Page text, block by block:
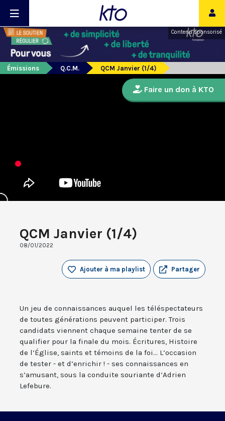
Contenu sponsorisé
Émissions Q.C.M. QCM Janvier (1/4)
QCM Janvier (1/4)
08/01/2022
Partager
Ajouter à ma playlist
Un jeu de connaissances auquel les téléspectateurs
de toutes générations peuvent participer. Trois
candidats viennent chaque semaine tenter de se
qualifier pour la finale du mois. Écritures, Histoire
de l’Église, saints et témoins de la foi... L’occasion
de tester - et d’enrichir ! - ses connaissances en
s’amusant, sous la conduite souriante d’Adrien
Lefebure.
Faire un don à KTO